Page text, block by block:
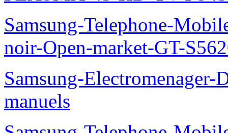
Samsung-Telephone-
noir-Open-market-GT-
Samsung-Electromenager-
manuels